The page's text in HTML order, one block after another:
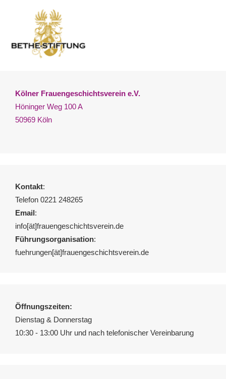
Kölner Frauengeschichtsverein e.V.
Höninger Weg 100 A
50969 Köln
Kontakt:
Telefon 0221 248265
Email:
info[ät]frauengeschichtsverein.de
Führungsorganisation:
fuehrungen[ät]frauengeschichtsverein.de
Öffnungszeiten:
Dienstag & Donnerstag
10:30 - 13:00 Uhr und nach telefonischer Vereinbarung